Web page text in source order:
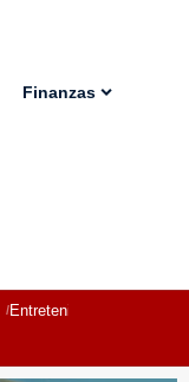
Finanzas
Entretenimiento